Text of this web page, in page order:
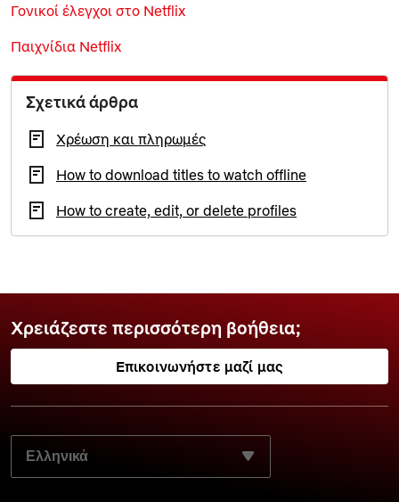
Γονικοί έλεγχοι στο Netflix
Παιχνίδια Netflix
Σχετικά άρθρα
Χρέωση και πληρωμές
How to download titles to watch offline
How to create, edit, or delete profiles
Χρειάζεστε περισσότερη βοήθεια;
Επικοινωνήστε μαζί μας
ΕΠΙΛΈΞΤΕ ΤΗ ΓΛΏΣΣΑ ΤΗΣ ΠΡΟΤΊΜΗΣΉΣ ΣΑΣ: